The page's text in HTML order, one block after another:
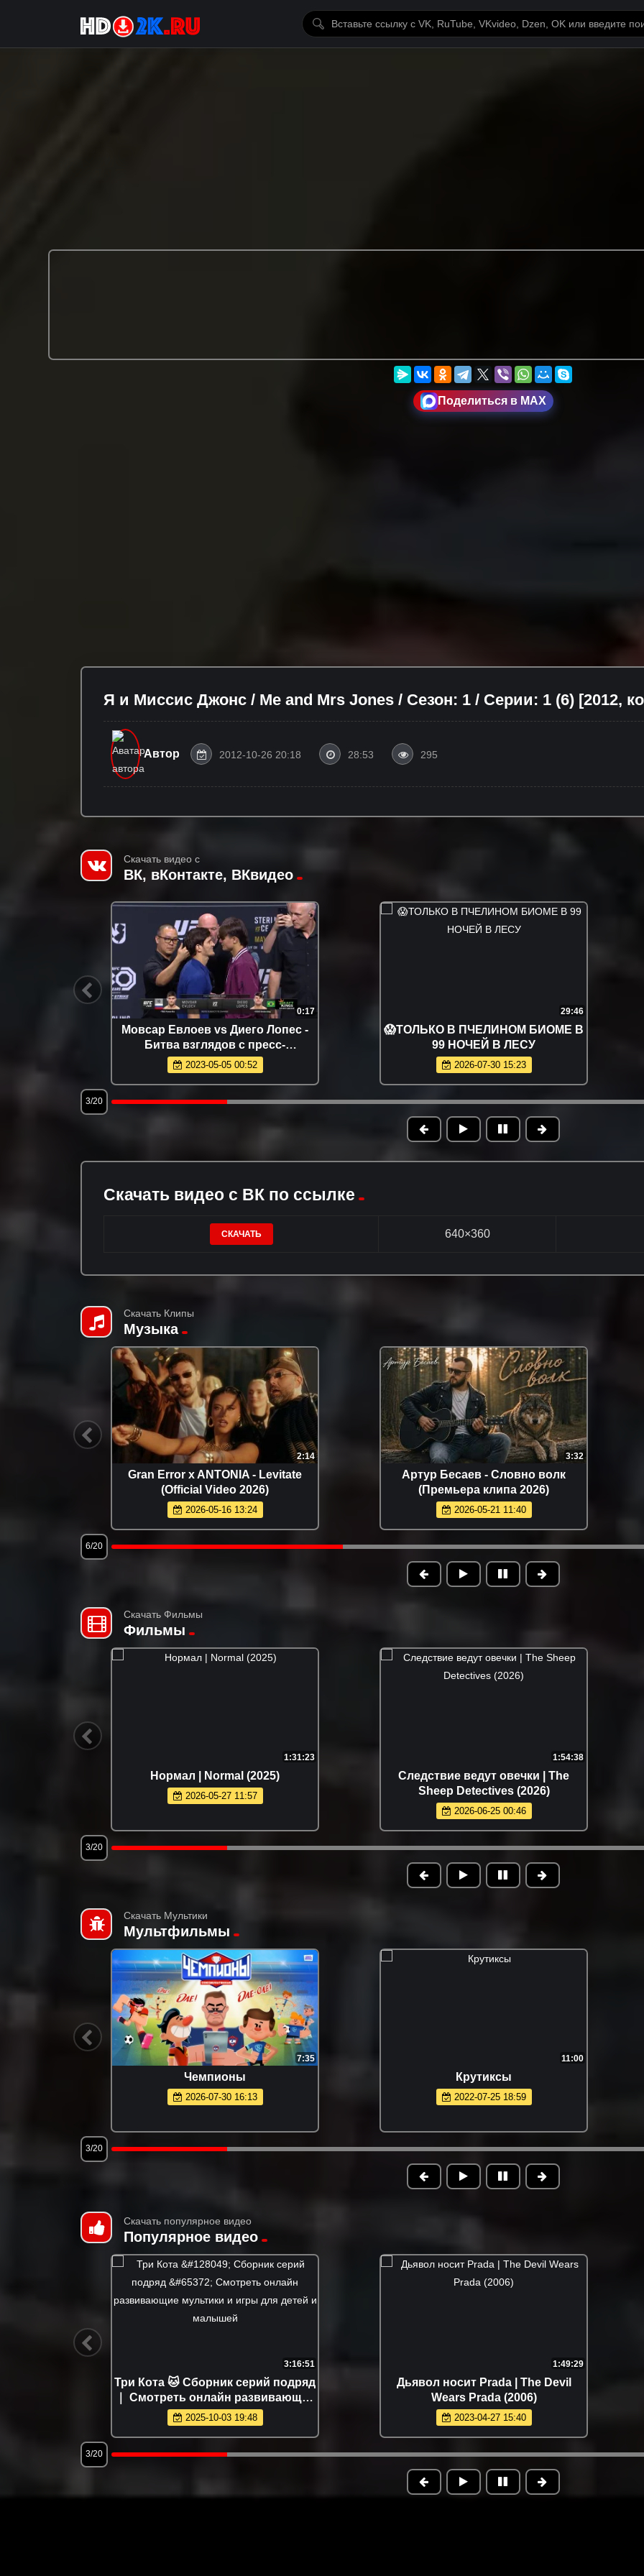
Поделиться в MAX
Я и Миссис Джонс / Me and Mrs Jones / Сезон: 1 / Серии: 1 (6) [2012,
Автор 2012-10-26 20:18 28:53 295
Скачать видео с
ВК, вКонтакте, ВКвидео
0:17
Мовсар Евлоев vs Диего Лопес -
Битва взглядов с пресс-
конференции перед UFC 288
2023-05-05 00:52
29:46
😱ТОЛЬКО В ПЧЕЛИНОМ БИОМЕ В
99 НОЧЕЙ В ЛЕСУ
2026-07-30 15:23
3/20
Скачать видео с ВК по ссылке
СКАЧАТЬ 640×360
Скачать Клипы
Музыка
2:14
Gran Error x ANTONIA - Levitate
(Official Video 2026)
2026-05-16 13:24
3:32
Артур Бесаев - Словно волк
(Премьера клипа 2026)
2026-05-21 11:40
6/20
Скачать Фильмы
Фильмы
1:31:23
Нормал | Normal (2025)
2026-05-27 11:57
1:54:38
Следствие ведут овечки | The
Sheep Detectives (2026)
2026-06-25 00:46
3/20
Скачать Мультики
Мультфильмы
7:35
Чемпионы
2026-07-30 16:13
11:00
Крутиксы
2022-07-25 18:59
3/20
Скачать популярное видео
Популярное видео
3:16:51
Три Кота 🐱 Сборник серий подряд
｜ Смотреть онлайн развивающие
мультики и игры для детей и
малышей
2025-10-03 19:48
1:49:29
Дьявол носит Prada | The Devil
Wears Prada (2006)
2023-04-27 15:40
3/20